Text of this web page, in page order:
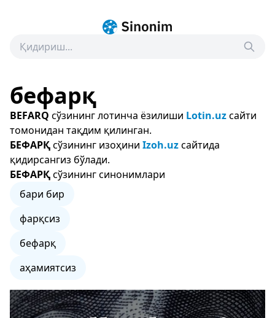
бефарқ
BEFARQ сўзининг лотинча ёзилиши Lotin.uzсайти
томонидан тақдим қилинган.
БЕФАРҚсўзининг изоҳини Izoh.uzсайтида
қидирсангиз бўлади.
БЕФАРҚсўзининг синонимлари
бари бир
фарқсиз
бефарқ
аҳамиятсиз